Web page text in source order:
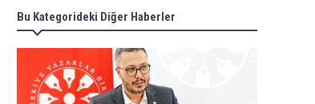
Bu Kategorideki Diğer Haberler